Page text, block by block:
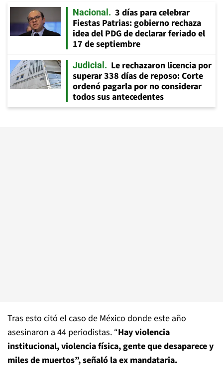
Nacional
3 días para celebrar
Fiestas Patrias: gobierno rechaza
idea del PDG de declarar feriado el
17 de septiembre
Judicial
Le rechazaron licencia por
superar 338 días de reposo: Corte
ordenó pagarla por no considerar
todos sus antecedentes
Tras esto citó el caso de México donde este año
asesinaron a 44 periodistas. “Hay violencia
institucional, violencia física, gente que desaparece y
miles de muertos”, señaló la ex mandataria.